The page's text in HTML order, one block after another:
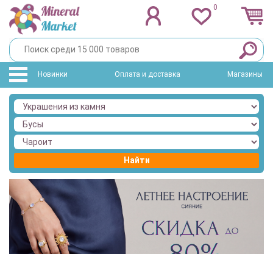
0
Новинки Оплата и доставка Магазины
Найти